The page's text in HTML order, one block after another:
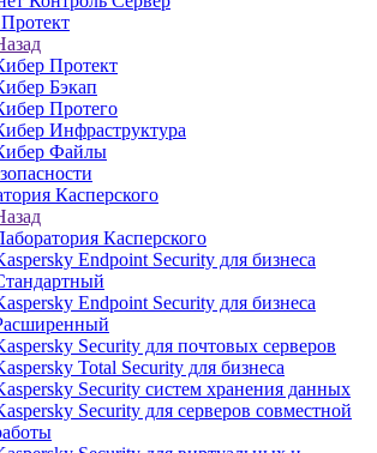
Протект
Бэкап
Протего
Инфраструктура
Файлы
Касперского
Касперского
Endpoint Security для бизнеса
Endpoint Security для бизнеса
Security для почтовых серверов
Total Security для бизнеса
Security систем хранения данных
Security для серверов совместной